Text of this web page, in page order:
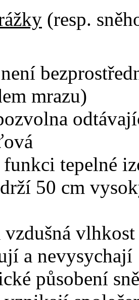
(resp.
mrazu)
funkci tepelné
50 cm
vzdušná
a nevysychají
působení